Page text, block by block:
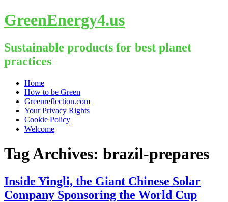
GreenEnergy4.us
Sustainable products for best planet
practices
Skip
content
Home
How to be Green
Greenreflection.com
Your Privacy Rights
Cookie Policy
Welcome
Tag Archives: brazil-prepares
Inside Yingli, the Giant Chinese Solar
Company Sponsoring the World Cup